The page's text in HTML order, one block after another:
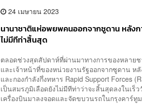
24 เมษายน 2023
นานาชาติแห่อพยพคนออกจากซูดาน หลังก
ไม่มีทีท่าสิ้นสุด
ตลอดช่วงสุดสัปดาห์ที่ผ่านมาทางการของหลาย
และเจ้าหน้าที่ของหน่วยงานรัฐออกจากซูดาน ห
และกองกำลังกึ่งทหาร Rapid Support Forces
เป็นสมรภูมิเลือดยังไม่มีทีท่าว่าจะสิ้นสุดลงในเ
เครื่องบินมาลงจอดและจัดขบวนรถในกรุงคาร์ทู